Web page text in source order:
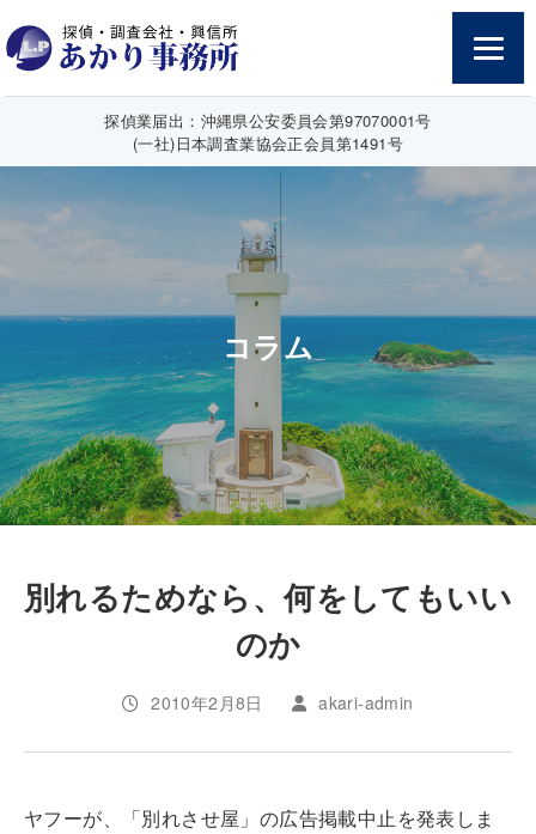
探偵業届出：沖縄県公安委員会第97070001号
(一社)日本調査業協会正会員第1491号
コラム
別れるためなら、何をしてもいい
のか
2010年2月8日 akari-admin
ヤフーが、「別れさせ屋」の広告掲載中止を発表しま